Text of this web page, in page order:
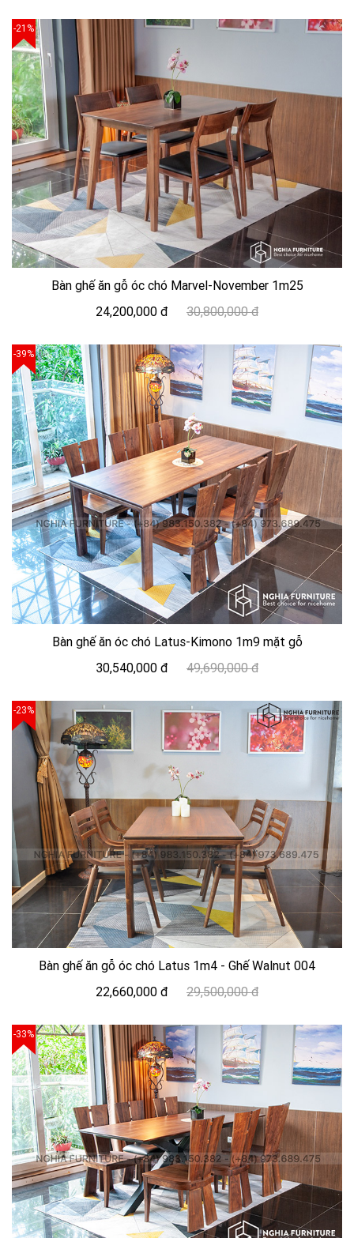
-21%
Bàn ghế ăn gỗ óc chó Marvel-November 1m25
24,200,000 đ
30,800,000 đ
-39%
Bàn ghế ăn óc chó Latus-Kimono 1m9 mặt gỗ
30,540,000 đ
49,690,000 đ
-23%
Bàn ghế ăn gỗ óc chó Latus 1m4 - Ghế Walnut 004
22,660,000 đ
29,500,000 đ
-33%